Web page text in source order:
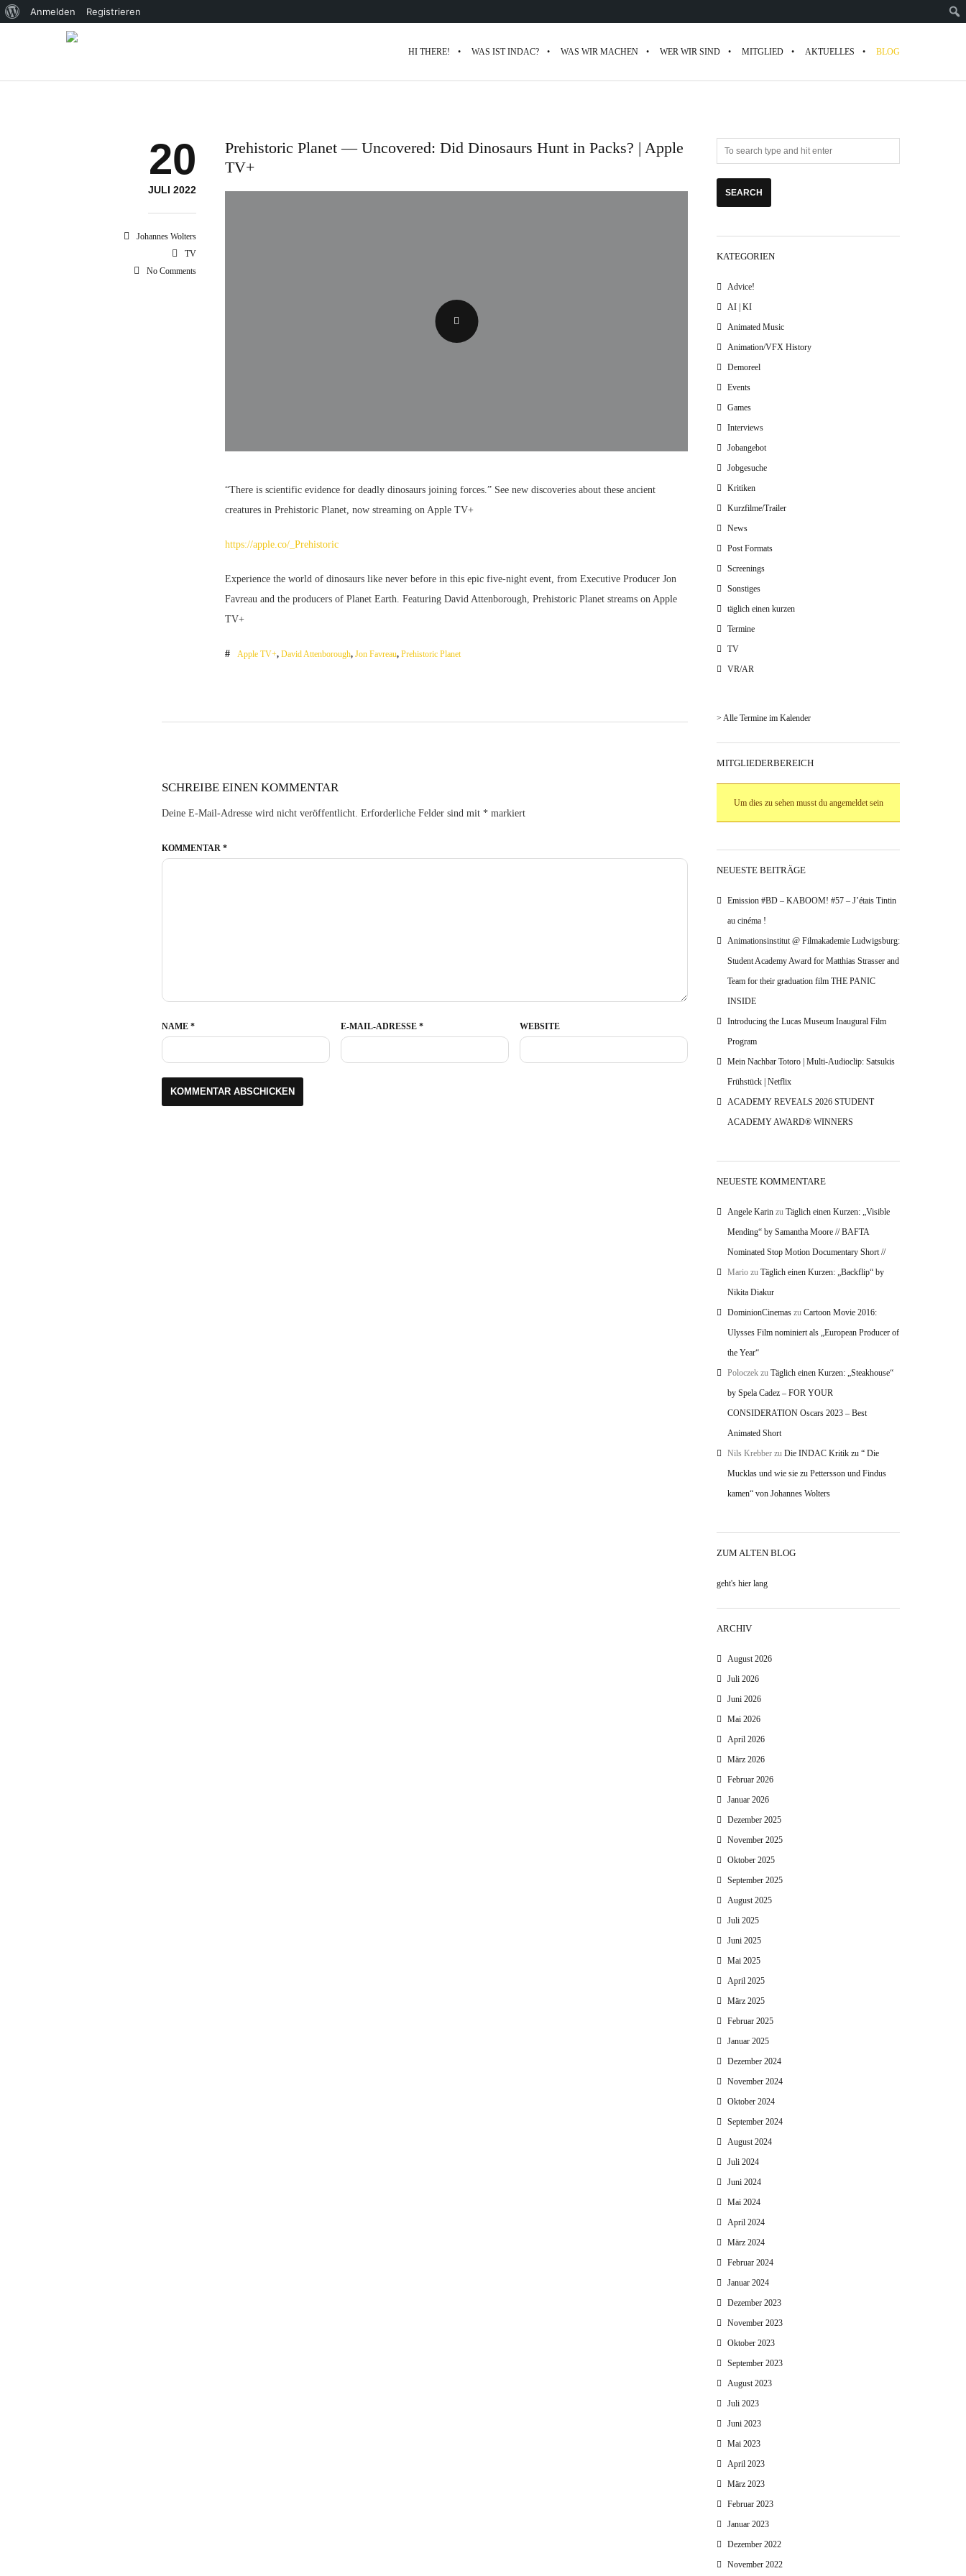
Über
WordPress
Anmelden Registrieren
HI THERE! WAS IST INDAC? WAS WIR MACHEN WER WIR SIND MITGLIED AKTUELLES BLOG
20
JULI 2022
Johannes Wolters
TV
No Comments
Prehistoric Planet — Uncovered: Did Dinosaurs Hunt in Packs? | Apple
TV+
“There is scientific evidence for deadly dinosaurs joining forces.” See new discoveries about these ancient
creatures in Prehistoric Planet, now streaming on Apple TV+
https://apple.co/_Prehistoric
Experience the world of dinosaurs like never before in this epic five-night event, from Executive Producer Jon
Favreau and the producers of Planet Earth. Featuring David Attenborough, Prehistoric Planet streams on Apple
TV+
Apple TV+,David Attenborough,Jon Favreau,Prehistoric Planet
SCHREIBE EINEN KOMMENTAR
Deine E-Mail-Adresse wird nicht veröffentlicht. Erforderliche Felder sind mit *markiert
KOMMENTAR *
NAME * E-MAIL-ADRESSE * WEBSITE
KATEGORIEN
Advice!
AI | KI
Animated Music
Animation/VFX History
Demoreel
Events
Games
Interviews
Jobangebot
Jobgesuche
Kritiken
Kurzfilme/Trailer
News
Post Formats
Screenings
Sonstiges
täglich einen kurzen
Termine
TV
VR/AR
> Alle Termine im Kalender
MITGLIEDERBEREICH
Um dies zu sehen musst du angemeldet sein
NEUESTE BEITRÄGE
Emission #BD – KABOOM! #57 – J’étais Tintin
au cinéma !
Animationsinstitut @ Filmakademie Ludwigsburg:
Student Academy Award for Matthias Strasser and
Team for their graduation film THE PANIC
INSIDE
Introducing the Lucas Museum Inaugural Film
Program
Mein Nachbar Totoro | Multi-Audioclip: Satsukis
Frühstück | Netflix
ACADEMY REVEALS 2026 STUDENT
ACADEMY AWARD® WINNERS
NEUESTE KOMMENTARE
Angele Karin zu Täglich einen Kurzen: „Visible
Mending“ by Samantha Moore // BAFTA
Nominated Stop Motion Documentary Short //
Mario zu Täglich einen Kurzen: „Backflip“ by
Nikita Diakur
DominionCinemas zu Cartoon Movie 2016:
Ulysses Film nominiert als „European Producer of
the Year“
Poloczek zu Täglich einen Kurzen: „Steakhouse“
by Spela Cadez – FOR YOUR
CONSIDERATION Oscars 2023 – Best
Animated Short
Nils Krebber zu Die INDAC Kritik zu “ Die
Mucklas und wie sie zu Pettersson und Findus
kamen“ von Johannes Wolters
ZUM ALTEN BLOG
geht's hier lang
ARCHIV
August 2026
Juli 2026
Juni 2026
Mai 2026
April 2026
März 2026
Februar 2026
Januar 2026
Dezember 2025
November 2025
Oktober 2025
September 2025
August 2025
Juli 2025
Juni 2025
Mai 2025
April 2025
März 2025
Februar 2025
Januar 2025
Dezember 2024
November 2024
Oktober 2024
September 2024
August 2024
Juli 2024
Juni 2024
Mai 2024
April 2024
März 2024
Februar 2024
Januar 2024
Dezember 2023
November 2023
Oktober 2023
September 2023
August 2023
Juli 2023
Juni 2023
Mai 2023
April 2023
März 2023
Februar 2023
Januar 2023
Dezember 2022
November 2022